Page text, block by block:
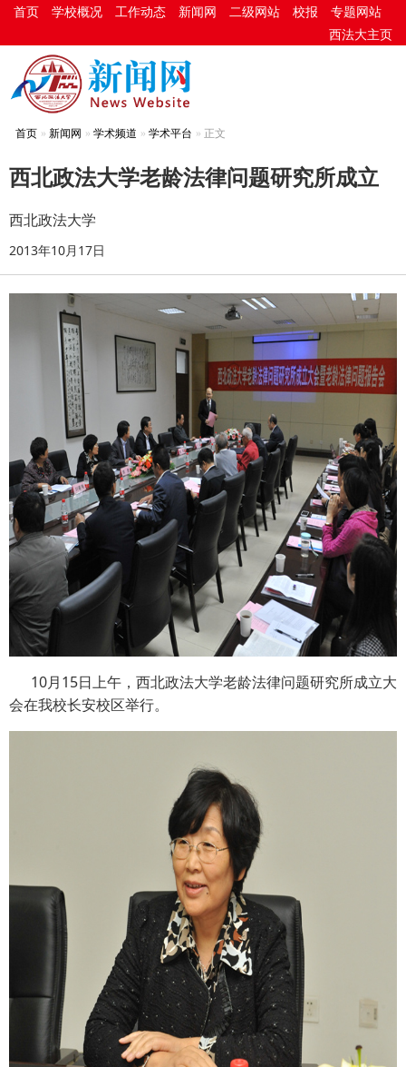
首页 学校概况 工作动态 新闻网 二级网站 校报
专题网站
西法大主页
首页 新闻网 学术频道 学术平台 正文
西北政法大学老龄法律问题研究所成立
西北政法大学
2013年10月17日
10月15日上午，西北政法大学老龄法律问题研究所成立大
会在我校长安校区举行。